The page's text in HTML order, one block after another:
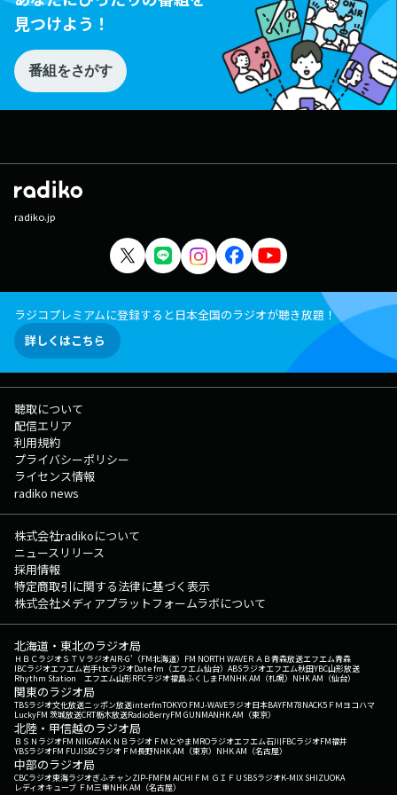
見つけよう！
番組をさがす
radiko.jp
ラジコプレミアムに登録すると日本全国のラジオが聴き放題！
詳しくはこちら
聴取について
配信エリア
利用規約
プライバシーポリシー
ライセンス情報
radiko news
株式会社radikoについて
ニュースリリース
採用情報
特定商取引に関する法律に基づく表示
株式会社メディアプラットフォームラボについて
北海道・東北のラジオ局
ＨＢＣラジオＳＴＶラジオAIR-G'（FM北海道） FM NORTH WAVEＲＡＢ青森放送エフエム青森
IBCラジオエフエム岩手tbcラジオDate fm（エフエム仙台） ABSラジオエフエム秋田YBC山形放送
Rhythm Station エフエム山形RFCラジオ福島ふくしまFMNHK AM（札幌） NHK AM（仙台）
関東のラジオ局
TBSラジオ文化放送ニッポン放送interfmTOKYO FMJ-WAVEラジオ日本BAYFM78NACK5 ＦＭヨコハマ
LuckyFM 茨城放送CRT栃木放送RadioBerryFM GUNMANHK AM（東京）
北陸・甲信越のラジオ局
ＢＳＮラジオFM NIIGATAＫＮＢラジオ ＦＭとやまMROラジオエフエム石川FBCラジオFM福井
YBSラジオFM FUJISBCラジオ ＦＭ長野NHK AM（東京） NHK AM（名古屋）
中部のラジオ局
CBCラジオ東海ラジオぎふチャンZIP-FMFM AICHI ＦＭ ＧＩＦＵ SBSラジオK-MIX SHIZUOKA
レディオキューブ ＦＭ三重NHK AM（名古屋）